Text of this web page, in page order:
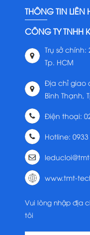
THÔNG TIN LIÊN
CÔNG TY TNHH
Trụ sở chính:
Tp. HCM
Địa chỉ giao
Bình Thạnh,
Điện thoại:
Hotline: 0933
www.tmt-
Vui lòng nhập địa
tôi